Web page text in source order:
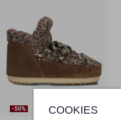
COOKIES
-50%